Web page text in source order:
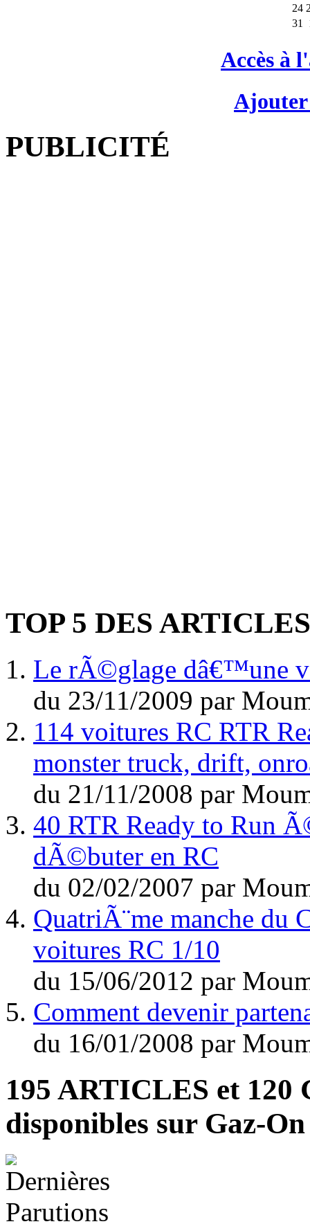
24
31
Accès à
Ajouter
PUBLICITÉ
TOP 5 DES ARTICLES
Le rÃ©glage dâ€™une
du 23/11/2009 par
114 voitures RC RTR
monster truck, drift,
du 21/11/2008 par
40 RTR Ready to Run
dÃ©buter en RC
du 02/02/2007 par
QuatriÃ¨me manche du
voitures RC 1/10
du 15/06/2012 par
Comment devenir
du 16/01/2008 par
195 ARTICLES et 120
disponibles sur Gaz-